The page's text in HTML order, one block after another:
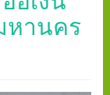
หานคร